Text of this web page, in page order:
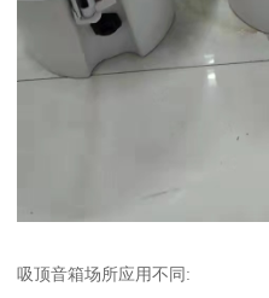
吸顶音箱场所应用不同: